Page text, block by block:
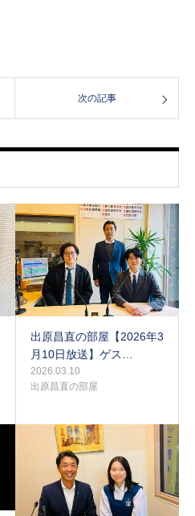
次の記事
出原昌直の部屋【2026年3
月10日放送】ゲス…
2026.03.10
出原昌直の部屋